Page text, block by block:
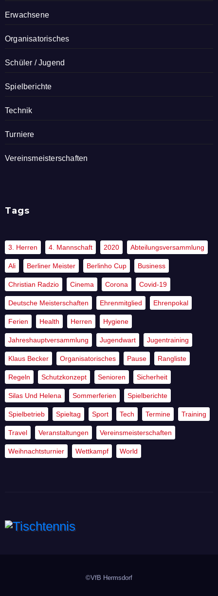
Erwachsene
Organisatorisches
Schüler / Jugend
Spielberichte
Technik
Turniere
Vereinsmeisterschaften
Tags
3. Herren 4. Mannschaft 2020 Abteilungsversammlung
Ali Berliner Meister Berlinho Cup Business
Christian Radzio Cinema Corona Covid-19
Deutsche Meisterschaften Ehrenmitglied Ehrenpokal
Ferien Health Herren Hygiene
Jahreshauptversammlung Jugendwart Jugentraining
Klaus Becker Organisatorisches Pause Rangliste
Regeln Schutzkonzept Senioren Sicherheit
Silas Und Helena Sommerferien Spielberichte
Spielbetrieb Spieltag Sport Tech Termine Training
Travel Veranstaltungen Vereinsmeisterschaften
Weihnachtsturnier Wettkampf World
©VfB Hermsdorf